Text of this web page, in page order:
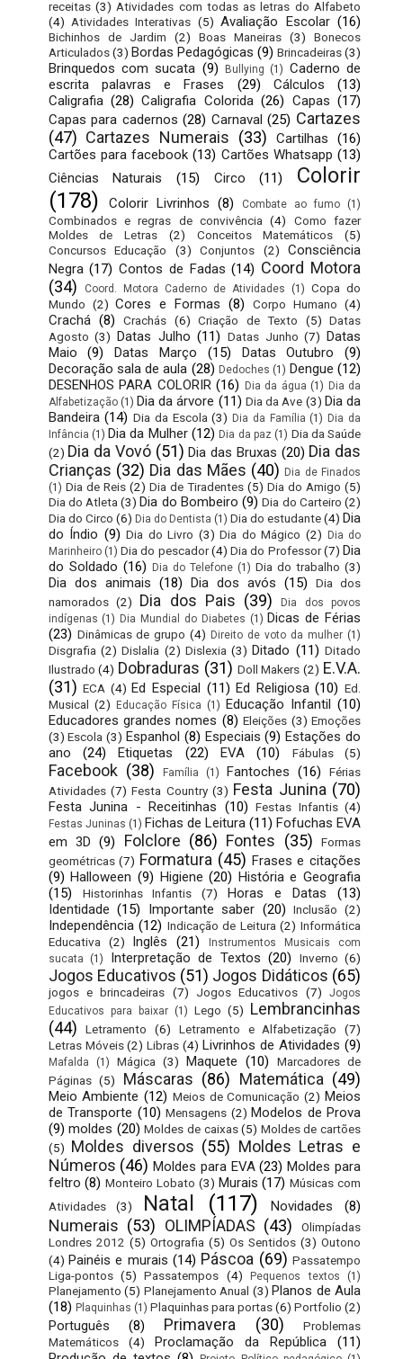
receitas (3) Atividades com todas as letras do Alfabeto
(4) Atividades Interativas (5) Avaliação Escolar (16)
Bichinhos de Jardim (2) Boas Maneiras (3)
Bonecos
Articulados (3) Bordas Pedagógicas (9) Brincadeiras(3)
Brinquedos com sucata (9) Bullying (1) Caderno de
escrita palavras e Frases
(29) Cálculos
(13)
Caligrafia (28) Caligrafia Colorida (26) Capas (17)
Capas para cadernos (28) Carnaval (25) Cartazes
(47) Cartazes Numerais (33) Cartilhas
(16)
Cartões para facebook (13) Cartões Whatsapp (13)
Ciências Naturais
(15) Circo (11)
Colorir
(178)
Colorir Livrinhos (8) Combate ao fumo (1)
Combinados e regras de convivência (4)
Como fazer
Moldes de Letras
(2) Conceitos Matemáticos
(5)
Concursos Educação
(3) Conjuntos (2)
Consciência
Negra (17) Contos de Fadas (14) Coord Motora
(34)
Coord. Motora Caderno de Atividades (1) Copa do
Mundo (2) Cores e Formas (8) Corpo Humano (4)
Crachá (8) Crachás (6) Criação de Texto (5) Datas
Agosto (3) Datas Julho (11) Datas Junho (7) Datas
Maio
(9) Datas Março (15) Datas Outubro
(9)
Decoração sala de aula (28) Dedoches (1) Dengue (12)
DESENHOS PARA COLORIR (16) Dia da água (1) Dia da
Alfabetização (1) Dia da árvore (11) Dia da Ave (3) Dia da
Bandeira (14) Dia da Escola (3) Dia da Família (1) Dia da
Infância (1) Dia da Mulher (12) Dia da paz (1) Dia da Saúde
(2) Dia da Vovó (51) Dia das Bruxas (20) Dia das
Crianças (32) Dia das Mães (40) Dia de Finados
(1) Dia de Reis (2) Dia de Tiradentes (5) Dia do Amigo (5)
Dia do Atleta (3) Dia do Bombeiro (9) Dia do Carteiro (2)
Dia do Circo (6) Dia do Dentista (1) Dia do estudante(4) Dia
do Índio (9) Dia do Livro (3) Dia do Mágico (2)
Dia do
Marinheiro (1) Dia do pescador (4) Dia do Professor (7) Dia
do Soldado (16) Dia do Telefone (1) Dia do trabalho (3)
Dia dos animais (18) Dia dos avós (15)
Dia dos
namorados (2) Dia dos Pais (39)
Dia dos povos
indígenas (1) Dia Mundial do Diabetes (1) Dicas de Férias
(23) Dinâmicas de grupo (4) Direito de voto da mulher (1)
Disgrafia (2) Dislalia (2) Dislexia (3) Ditado (11) Ditado
Ilustrado (4) Dobraduras (31) Doll Makers (2) E.V.A.
(31) ECA (4) Ed Especial (11) Ed Religiosa (10) Ed.
Musical (2) Educação Física (1) Educação Infantil (10)
Educadores grandes nomes (8) Eleições (3) Emoções
(3) Escola (3) Espanhol (8) Especiais (9) Estações do
ano
(24) Etiquetas (22) EVA (10) Fábulas (5)
Facebook (38) Família (1) Fantoches (16)
Férias
Atividades (7) Festa Country (3) Festa Junina (70)
Festa Junina - Receitinhas (10) Festas Infantis (4)
Festas Juninas (1) Fichas de Leitura (11) Fofuchas EVA
em 3D (9) Folclore (86) Fontes (35)
Formas
geométricas (7) Formatura (45) Frases e citações
(9) Halloween (9) Higiene (20) História e Geografia
(15)
Historinhas Infantis (7) Horas e Datas
(13)
Identidade (15) Importante saber (20) Inclusão (2)
Independência (12) Indicação de Leitura (2) Informática
Educativa
(2) Inglês (21)
Instrumentos Musicais com
sucata
(1) Interpretação de Textos (20) Inverno (6)
Jogos Educativos (51) Jogos Didáticos (65)
jogos e brincadeiras (7) Jogos Educativos (7)
Jogos
Educativos para baixar (1) Lego (5) Lembrancinhas
(44)
Letramento (6) Letramento e Alfabetização
(7)
Letras Móveis (2) Libras (4) Livrinhos de Atividades (9)
Mafalda (1) Mágica (3) Maquete (10)
Marcadores de
Páginas (5) Máscaras (86) Matemática (49)
Meio Ambiente (12) Meios de Comunicação (2) Meios
de Transporte (10) Mensagens (2) Modelos de Prova
(9) moldes (20) Moldes de caixas (5) Moldes de cartões
(5) Moldes diversos (55) Moldes Letras e
Números (46) Moldes para EVA (23) Moldes para
feltro (8) Monteiro Lobato (3) Murais (17) Músicas com
Atividades
(3) Natal (117) Novidades (8)
Numerais (53) OLIMPÍADAS (43)
Olimpíadas
Londres 2012 (5) Ortografia (5) Os Sentidos (3) Outono
(4) Painéis e murais (14) Páscoa (69) Passatempo
Liga-pontos (5) Passatempos (4) Pequenos textos (1)
Planejamento (5) Planejamento Anual (3) Planos de Aula
(18) Plaquinhas (1) Plaquinhas para portas(6) Portfolio (2)
Português (8) Primavera (30)
Problemas
Matemáticos
(4) Proclamação da República
(11)